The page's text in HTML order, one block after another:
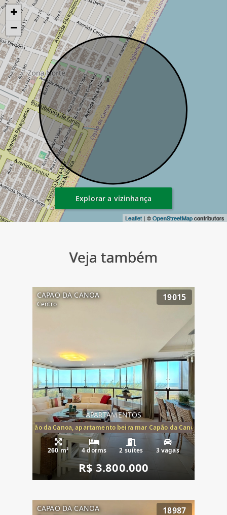
+
−
Leaflet | ©OpenStreetMapcontributors
Explorar a vizinhança
Veja também
CAPAO DA CANOA
Centro
19015
APARTAMENTOS
mar Capão da Canoa, apartamento beira mar Capão da Canoa,
260 m² 4 dorms 2 suítes 3 vagas
R$ 3.800.000
CAPAO DA CANOA 18987